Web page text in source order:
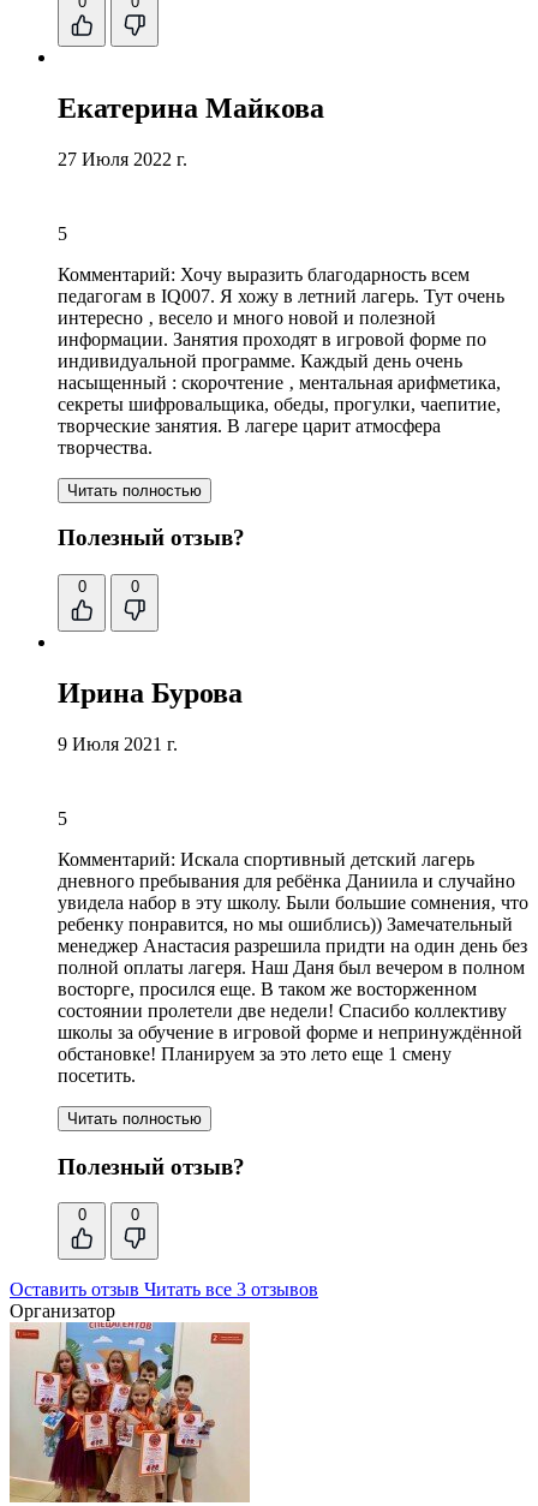
Екатерина Майкова
27 Июля 2022 г.
5
Комментарий: Хочу выразить благодарность всем
педагогам в IQ007. Я хожу в летний лагерь. Тут очень
интересно ‚ весело и много новой и полезной
информации. Занятия проходят в игровой форме по
индивидуальной программе. Каждый день очень
насыщенный : скорочтение ‚ ментальная арифметика,
секреты шифровальщика, обеды, прогулки, чаепитие,
творческие занятия. В лагере царит атмосфера
творчества.
Читать полностью
Полезный отзыв?
0 0
Ирина Бурова
9 Июля 2021 г.
5
Комментарий: Искала спортивный детский лагерь
дневного пребывания для ребёнка Даниила и случайно
увидела набор в эту школу. Были большие сомнения‚ что
ребенку понравится, но мы ошиблись)) Замечательный
менеджер Анастасия разрешила придти на один день без
полной оплаты лагеря. Наш Даня был вечером в полном
восторге, просился еще. В таком же восторженном
состоянии пролетели две недели! Спасибо коллективу
школы за обучение в игровой форме и непринуждённой
обстановке! Планируем за это лето еще 1 смену
посетить.
Читать полностью
Полезный отзыв?
0 0
Оставить отзыв Читать все 3 отзывов
Организатор